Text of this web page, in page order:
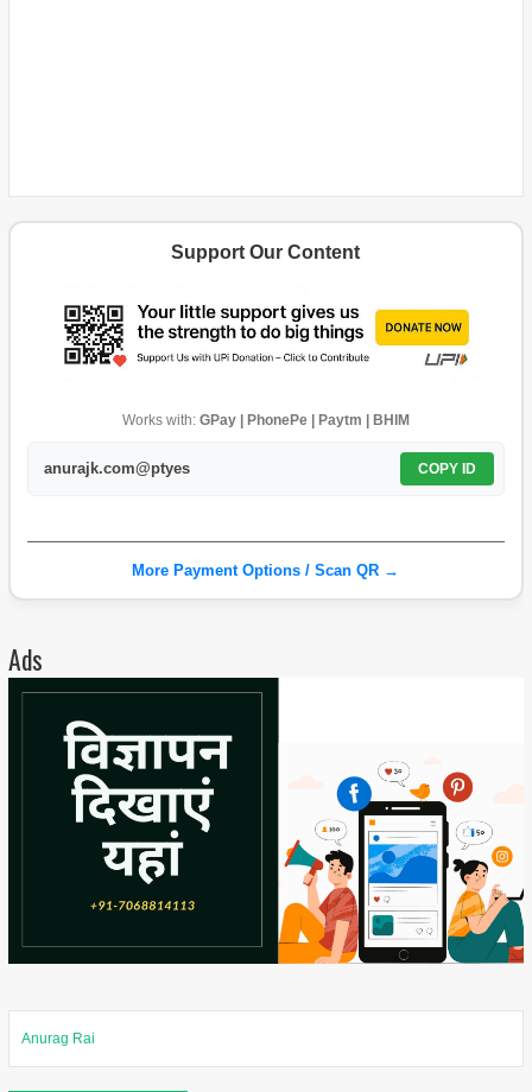
Support Our Content
Works with: GPay | PhonePe | Paytm | BHIM
anurajk.com@ptyes COPY ID
More Payment Options / Scan QR →
Ads
Anurag Rai